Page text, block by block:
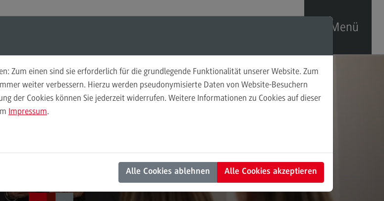
Menü
Projekte
Praxisprojekte
Zum einen sind sie erforderlich für die grundlegende Funktionalität unserer Website. Zum
weiter verbessern. Hierzu werden pseudonymisierte Daten von Website-Besuchern
der Cookies können Sie jederzeit widerrufen. Weitere Informationen zu Cookies auf dieser
Impressum.
Alle Cookies ablehnen Alle Cookies akzeptieren